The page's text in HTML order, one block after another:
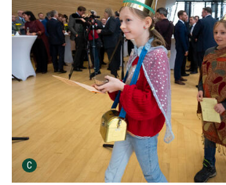
C Urheber der Grafik: